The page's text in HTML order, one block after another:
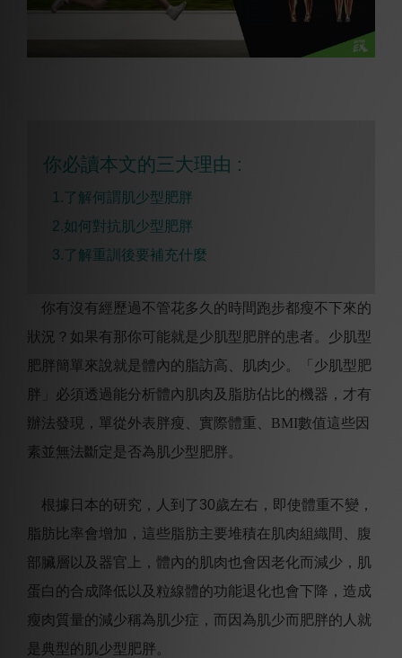
你必讀本文的三大理由 :
1.了解何謂肌少型肥胖
2.如何對抗肌少型肥胖
3.了解重訓後要補充什麼
你有沒有經歷過不管花多久的時間跑步都瘦不下來的
狀況 ？如果有那你可能就是少肌型肥胖的患者。少肌型
肥胖簡單來說就是體內的脂訪高、肌肉少。
「少肌型肥
胖」必須透過能分析體內肌肉及脂肪佔比的機器，才有
辦法發現，單從外表胖瘦、實際體重、 BMI數值這些因
素並無法斷定是否為肌少型肥胖。
根據日本的研究，人到了 30歲左右， 即使體重不變，
脂肪比率會增加，這些脂肪主要堆積在肌肉組織間、腹
部臟層以及器官上，體內的肌肉也會因老化而減少，肌
蛋白的合成降低以及粒線體的功能退化也會下降，造成
瘦肉質量的減少稱為肌少症，而因為肌少而肥胖的人就
是典型的肌少型肥胖。